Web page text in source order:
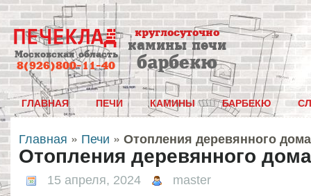
Московская область
8(926)800-11-40
круглосуточно
камины печи
барбекю
ГЛАВНАЯ ПЕЧИ КАМИНЫ БАРБЕКЮ
Главная » Печи » Отопления деревянного дома
Отопления деревянного дома
15 апреля, 2024 master